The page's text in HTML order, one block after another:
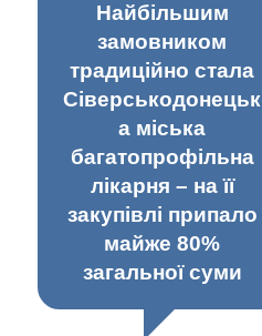
Найбільшим
замовником
традиційно стала
Сіверськодонецьк
а міська
багатопрофільна
лікарня – на її
закупівлі припало
майже 80%
загальної суми